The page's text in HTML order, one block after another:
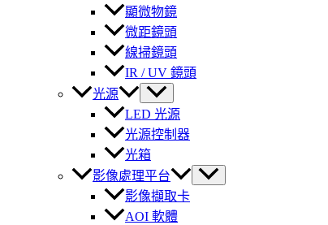
顯微物鏡
微距鏡頭
線掃鏡頭
IR / UV 鏡頭
光源
LED 光源
光源控制器
光箱
影像處理平台
影像擷取卡
AOI 軟體